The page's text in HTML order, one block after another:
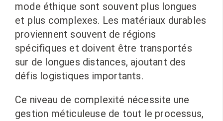
mode éthique sont souvent plus longues
et plus complexes. Les matériaux durables
proviennent souvent de régions
spécifiques et doivent être transportés
sur de longues distances, ajoutant des
défis logistiques importants.
Ce niveau de complexité nécessite une
gestion méticuleuse de tout le processus,